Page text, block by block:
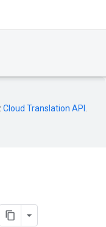
Cloud Translation API